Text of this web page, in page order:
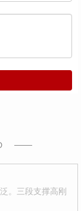
。三段支撑高刚